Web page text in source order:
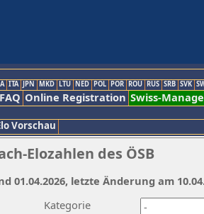
ITA JPN MKD LTU NED POL POR ROU RUS SRB SVK
FAQ Online Registration Swiss-
Vorschau
Elozahlen des ÖSB
Kategorie
01.04.2026, letzte Änderung am